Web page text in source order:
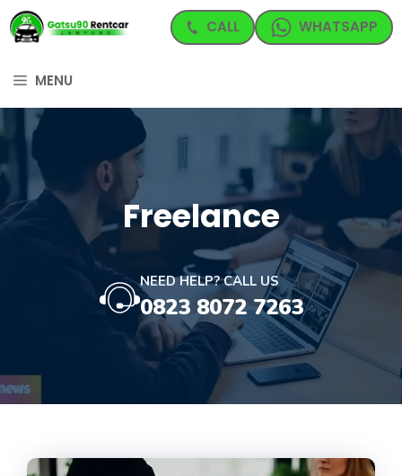
Langsung
ke
MENU
CALL WHATSAPP
Freelance
NEED HELP? CALL US
0823 8072 7263